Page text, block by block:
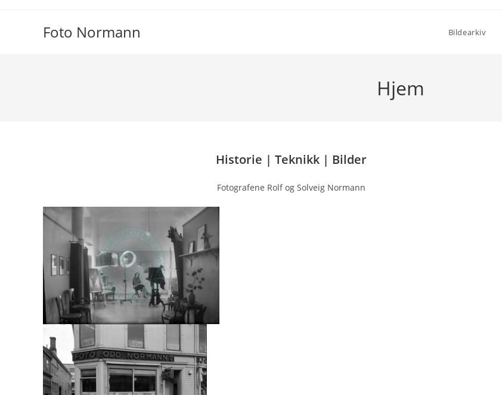
Foto Normann Bildearkiv
Hjem
Historie | Teknikk | Bilder
Fotografene Rolf og Solveig Normann